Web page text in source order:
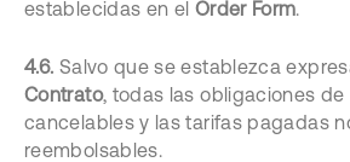
establecidas en el Order Form.
4.6. Salvo que se establezca
Contrato, todas las obligaciones
cancelables y las tarifas pagadas
reembolsables.